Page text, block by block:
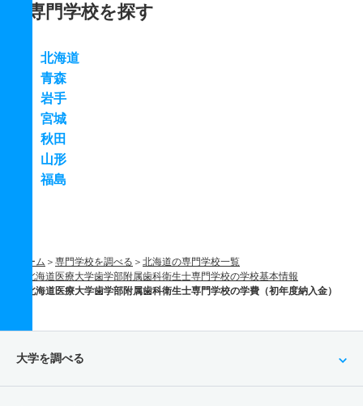
専門学校を探す
北海道
青森
岩手
宮城
秋田
山形
福島
ホーム 専門学校を調べる
北海道の専門学校一覧
北海道医療大学歯学部附属歯科衛生士専門学校の学校基本情報
北海道医療大学歯学部附属歯科衛生士専門学校の学費（初年度納入金）
大学を調べる